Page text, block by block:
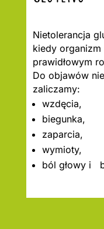
Nietolerancja
kiedy
prawidłowym
Do objawów
zaliczamy:
wzdęcia,
biegunka,
zaparcia,
wymioty,
ból głowy i